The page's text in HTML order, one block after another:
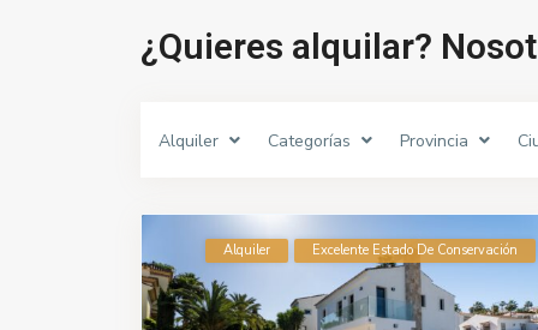
¿Quieres alquilar?
Alquiler Categorías Provincia
Alquiler Excelente Estado De Conservación